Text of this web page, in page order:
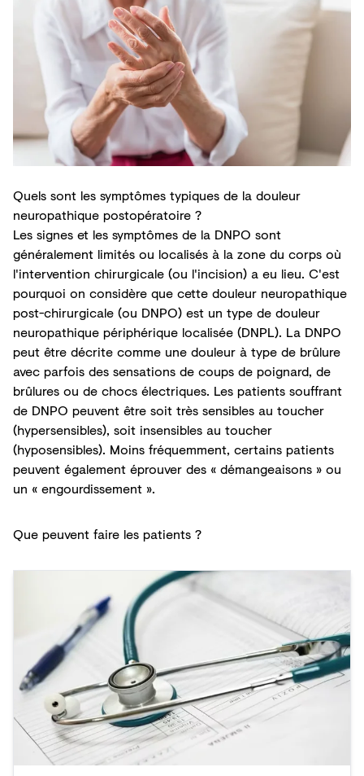
Quels sont les symptômes typiques de la douleur
neuropathique postopératoire ?
Les signes et les symptômes de la DNPO sont
généralement limités ou localisés à la zone du corps où
l'intervention chirurgicale (ou l'incision) a eu lieu. C'est
pourquoi on considère que cette douleur neuropathique
post-chirurgicale (ou DNPO) est un type de douleur
neuropathique périphérique localisée (DNPL). La DNPO
peut être décrite comme une douleur à type de brûlure
avec parfois des sensations de coups de poignard, de
brûlures ou de chocs électriques. Les patients souffrant
de DNPO peuvent être soit très sensibles au toucher
(hypersensibles), soit insensibles au toucher
(hyposensibles). Moins fréquemment, certains patients
peuvent également éprouver des « démangeaisons » ou
un « engourdissement ».
Que peuvent faire les patients ?